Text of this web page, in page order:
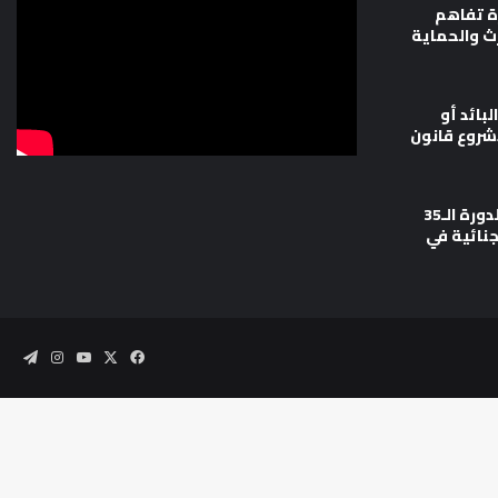
تفاهم
والحماية
أو
قانون
وزارة العدل تشارك في أعمال الدورة الـ35
في
فيسبوك‫YouTube
انستقرام